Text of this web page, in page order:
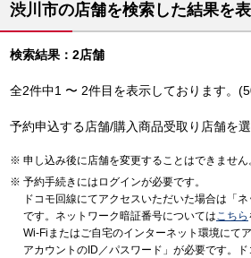
渋川市の店舗を検索した結果を
検索結果：2店舗
全2件中1 〜 2件目を表示しております。
予約申込する店舗/購入商品受取り店舗を選
申し込み後に店舗を変更することはできません
予約手続きにはログインが必要です。
ドコモ回線にてアクセスいただいた場合は「
です。ネットワーク暗証番号についてはこちら
Wi-Fiまたはご自宅のインターネット環境にて
アカウントのID／パスワード」が必要です。